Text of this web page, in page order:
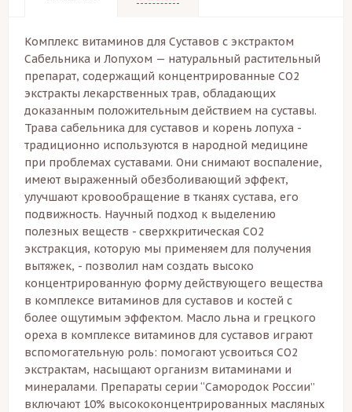
Комплекс витаминов для Суставов с экстрактом
Сабельника и Лопухом — натуральный растительный
препарат, содержащий концентрированные СО2
экстракты лекарственных трав, обладающих
доказанным положительным действием на суставы.
Трава сабельника для суставов и корень лопуха -
традиционно используются в народной медицине
при проблемах суставами. Они снимают воспаление,
имеют выраженный обезболивающий эффект,
улучшают кровообращение в тканях сустава, его
подвижность. Научный подход к выделению
полезных веществ - сверхкритическая СО2
экстракция, которую мы применяем для получения
вытяжек, - позволил нам создать высоко
концентрированную форму действующего вещества
в комплексе витаминов для суставов и костей с
более ощутимым эффектом. Масло льна и грецкого
ореха в комплексе витаминов для суставов играют
вспомогательную роль: помогают усвоиться СО2
экстрактам, насыщают организм витаминами и
минералами. Препараты серии “Самородок России”
включают 10% высококонцентрированных масляных